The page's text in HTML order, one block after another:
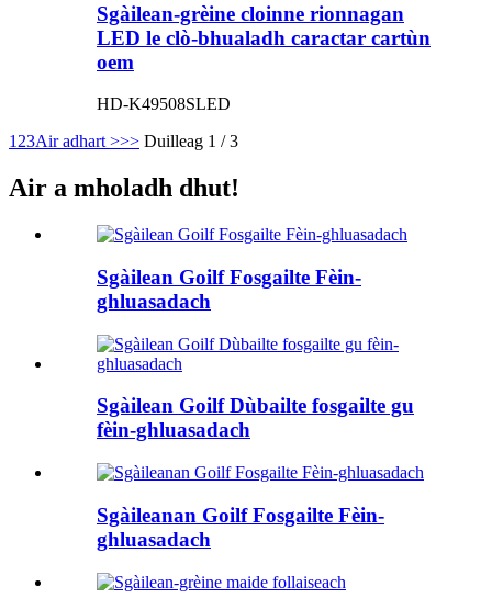
Sgàilean-grèine cloinne rionnagan
LED le clò-bhualadh caractar cartùn
oem
HD-K49508SLED
1 23Air adhart >>> Duilleag 1 / 3
Air a mholadh dhut!
Sgàilean Goilf Fosgailte Fèin-
ghluasadach
Sgàilean Goilf Dùbailte fosgailte gu
fèin-ghluasadach
Sgàileanan Goilf Fosgailte Fèin-
ghluasadach